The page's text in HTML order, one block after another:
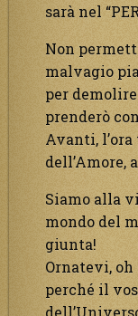
sarà nel
Non
malvagio
per
prenderò
Avanti,
dell’Amore,
Siamo alla
mondo del
giunta!
Ornatevi, oh
perché il